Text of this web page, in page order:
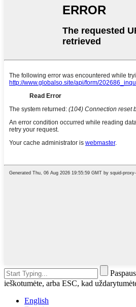
ieškotumėte, arba ESC, kad
English